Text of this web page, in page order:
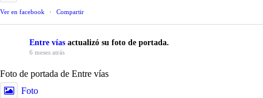
Ver en facebook · Compartir
Entre vías actualizó su foto de portada.
6 meses atrás
Foto de portada de Entre vías
Foto